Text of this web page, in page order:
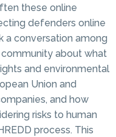
these online
defenders online
a conversation among
about what
and environmental
Union and
and how
risks to human
process. This